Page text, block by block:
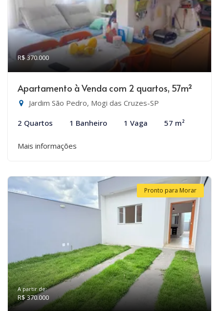
R$ 370.000
Apartamento à Venda com 2 quartos, 57m²
Jardim São Pedro, Mogi das Cruzes-SP
2 Quartos 1 Banheiro 1 Vaga 57 m²
Mais informações
Pronto para Morar
A partir de:
R$ 370.000